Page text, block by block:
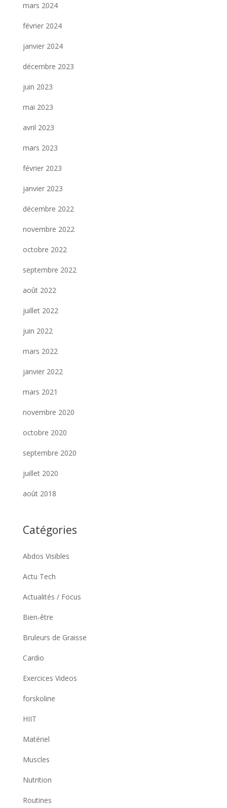
mars 2024
février 2024
janvier 2024
décembre 2023
juin 2023
mai 2023
avril 2023
mars 2023
février 2023
janvier 2023
décembre 2022
novembre 2022
octobre 2022
septembre 2022
août 2022
juillet 2022
juin 2022
mars 2022
janvier 2022
mars 2021
novembre 2020
octobre 2020
septembre 2020
juillet 2020
août 2018
Catégories
Abdos Visibles
Actu Tech
Actualités / Focus
Bien-être
Bruleurs de Graisse
Cardio
Exercices Videos
forskoline
HIIT
Matériel
Muscles
Nutrition
Routines